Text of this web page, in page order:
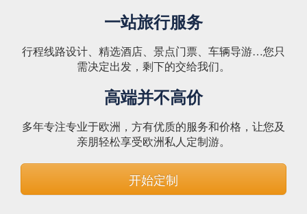
一站旅行服务
行程线路设计、精选酒店、景点门票、车辆导游…您只
需决定出发，剩下的交给我们。
高端并不高价
多年专注专业于欧洲，方有优质的服务和价格，让您及
亲朋轻松享受欧洲私人定制游。
开始定制